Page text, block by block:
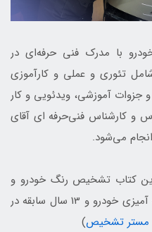
با مدرک فنی حرفه‌ای در
تئوری و عملی و کارآموزی
جزوات آموزشی، ویدئویی و کار
و کارشناس فنی‌حرفه ای آقای
می‌شود.
کتاب تشخیص رنگ خودرو و
بیش از ۱۵ سال تجربه در زمینه رنگ آمیزی خودرو و 13 سال سابقه در
مستر تشخیص)